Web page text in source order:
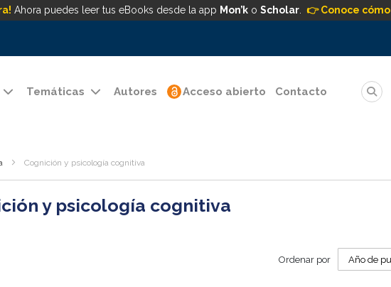
Ahora puedes leer tus eBooks desde la app Mon’k oScholar 👉 Conoce cómo
Temáticas Autores Acceso abierto Contacto
Cognición y psicología cognitiva
y psicología cognitiva
Ordenar por